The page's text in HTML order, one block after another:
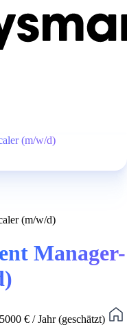
(m/w/d)
(m/w/d)
Manager-
€ / Jahr (geschätzt)